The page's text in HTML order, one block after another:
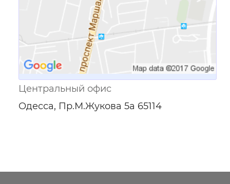
Центральный офис
Одесса, Пр.М.Жукова 5а 65114